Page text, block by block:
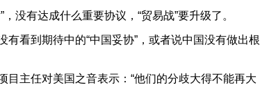
没有达成什么重要协议，“贸易战”要升级了。
有看到期待中的“中国妥协”，或者说中国没有做出根
目主任对美国之音表示：“他们的分歧大得不能再大